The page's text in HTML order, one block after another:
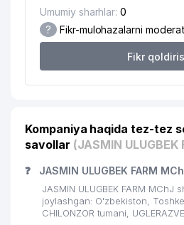
20
UMUMIY O'RTA TA'LIM
№131
21
UMUMIY O'RTA TA'LIM
№164
23 CHILONZOR TUMANI
24
UMUMIY O'RTA TA'LIM
№195
25 JAMOLIDDIN DENTA MChJ
Umumiy sharhlar: 0
? Fikr-mulohazalarni
Fikr
Kompaniya haqida tez-tez
savollar (JASMIN ULUGBEK
❓ JASMIN ULUGBEK FARM
JASMIN ULUGBEK FARM MChJ
joylashgan: O'zbekiston,
CHILONZOR tumani,